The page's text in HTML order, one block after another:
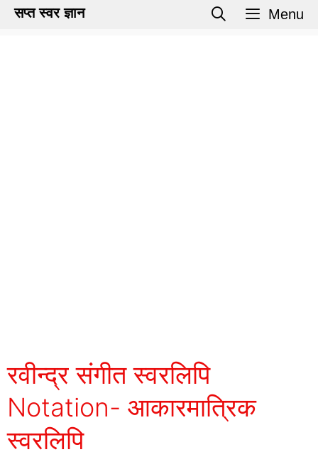
Skipसप्त स्वर ज्ञान Menu
रवीन्द्र संगीत स्वरलिपि
Notation- आकारमात्रिक
स्वरलिपि